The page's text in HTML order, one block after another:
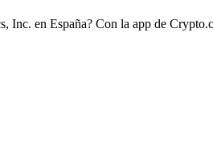
Inc. en España? Con la app de